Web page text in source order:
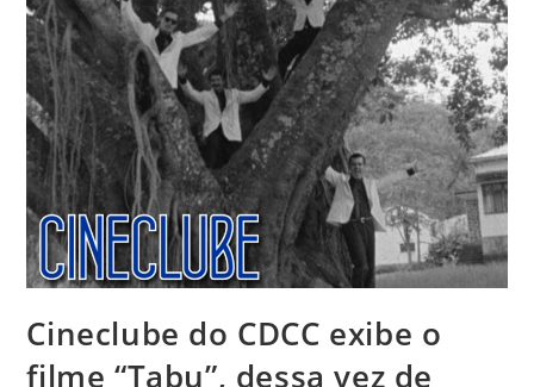
Cineclube do CDCC exibe o
filme “Tabu”, dessa vez de